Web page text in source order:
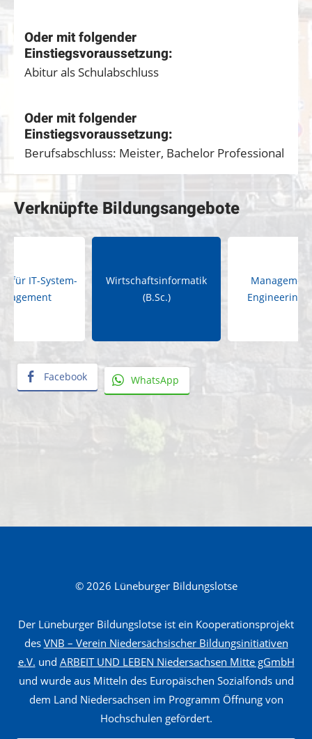
Oder mit folgender
Einstiegsvoraussetzung:
Abitur als Schulabschluss
Oder mit folgender
Einstiegsvoraussetzung:
Berufsabschluss: Meister, Bachelor Professional
Verknüpfte Bildungsangebote
für IT-System-
Wirtschaftsinformatik
(B.Sc.)
Engineering
Facebook WhatsApp
© 2026 Lüneburger Bildungslotse
Der Lüneburger Bildungslotse ist ein Kooperationsprojekt
des VNB – Verein Niedersächsischer Bildungsinitiativen
e.V. und ARBEIT UND LEBEN Niedersachsen Mitte gGmbH
und wurde aus Mitteln des Europäischen Sozialfonds und
dem Land Niedersachsen im Programm Öffnung von
Hochschulen gefördert.